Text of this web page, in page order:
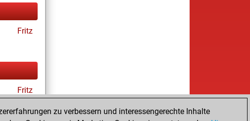
Fritz
Fritz
zu verbessern und interessengerechte Inhalte